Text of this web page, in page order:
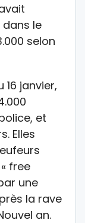
le
selon
16 janvier,
et
Elles
free
une
la rave
an.